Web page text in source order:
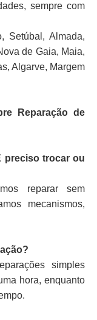
sempre com
Setúbal, Almada,
de Gaia, Maia,
Algarve, Margem
Reparação de
preciso trocar ou
reparar sem
mecanismos,
simples
hora, enquanto